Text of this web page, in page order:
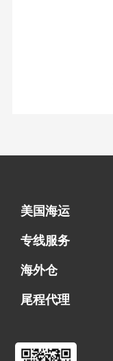
美国海运
海运拼柜
海运整柜
美国海卡
加拿大海运
专线服务
FBA专线直送
超大件专线
AWD专线
电池专线
海外仓
一件代发
FBA中转
贴标换标
拆柜/存储
尾程代理